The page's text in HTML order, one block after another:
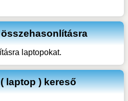
laptopokat.
laptop ) kereső